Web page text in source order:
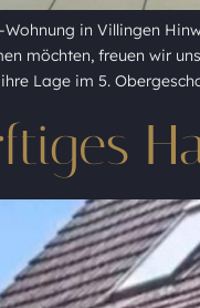
in Villingen
möchten, freuen wir
Lage im 5.